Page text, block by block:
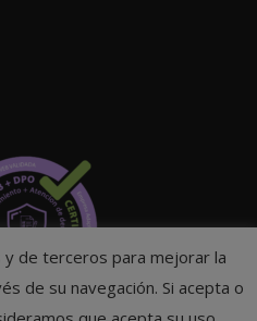
y de terceros para mejorar la
de su navegación. Si acepta o